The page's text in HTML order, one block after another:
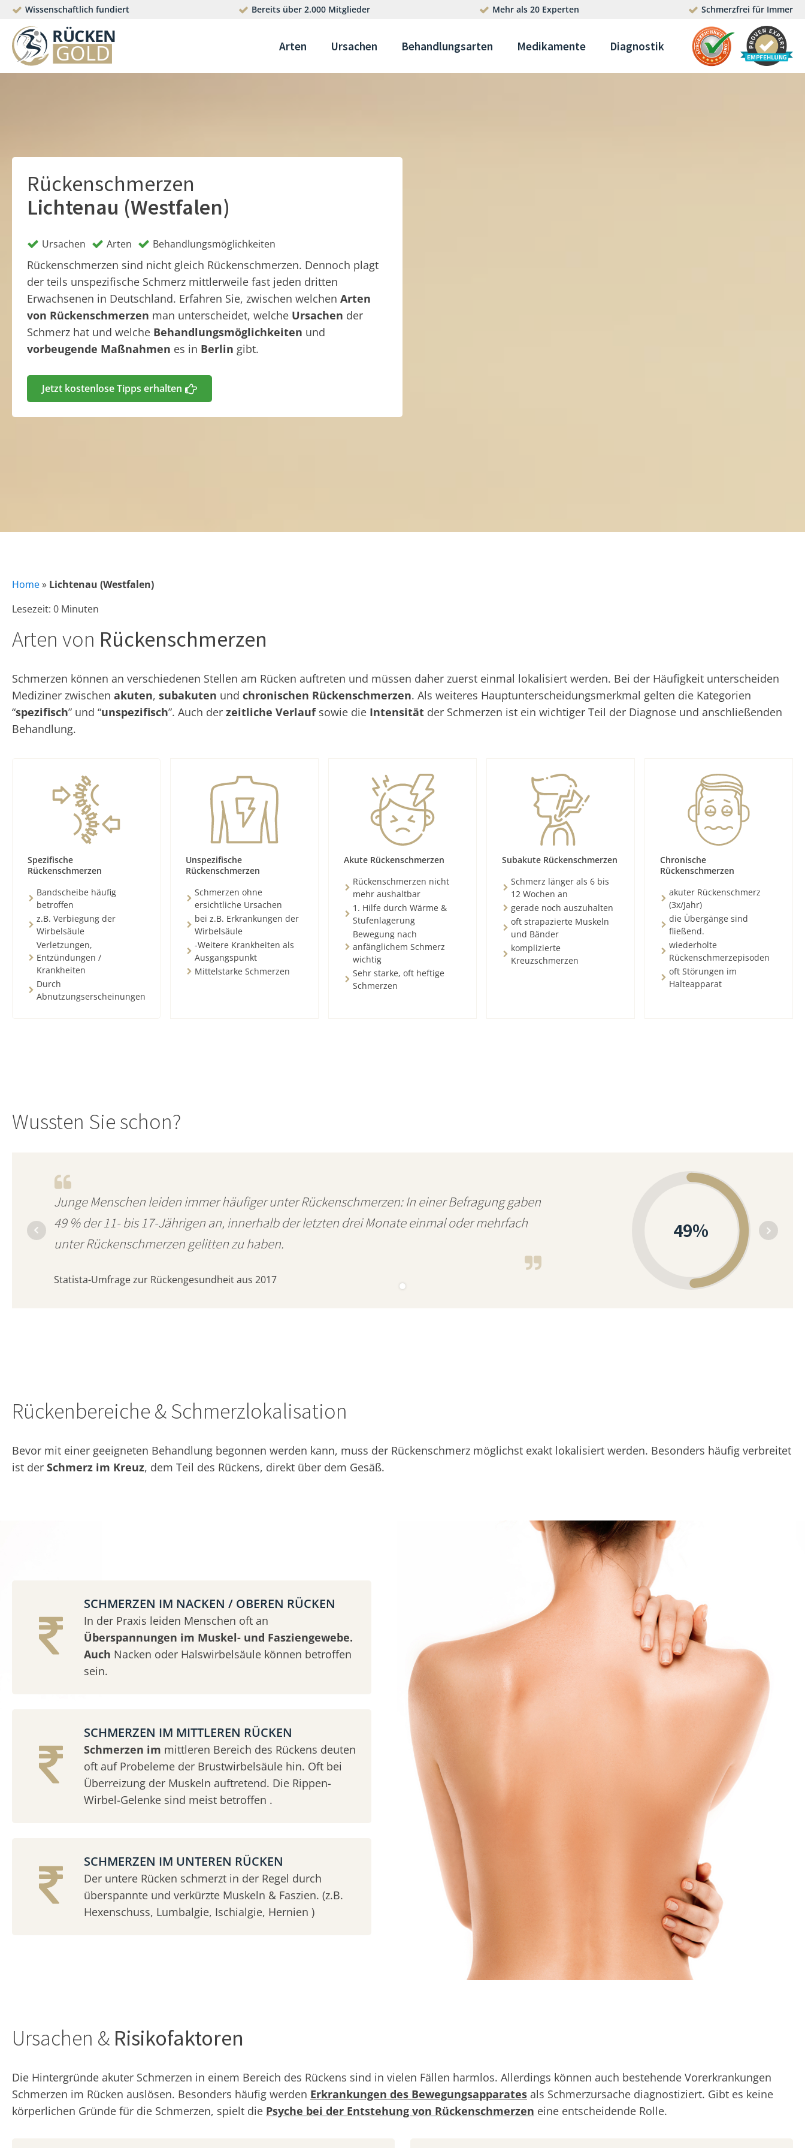
Wissenschaftlich fundiert Bereits über 2.000 Mitglieder Mehr als 20 Experten Schmerzfrei für Immer
Arten Ursachen Behandlungsarten Medikamente Diagnostik
Rückenschmerzen
Lichtenau (Westfalen)
Ursachen Arten Behandlungsmöglichkeiten
Rückenschmerzen sind nicht gleich Rückenschmerzen. Dennoch plagt
der teils unspezifische Schmerz mittlerweile fast jeden dritten
Erwachsenen in Deutschland. Erfahren Sie, zwischen welchen Arten
von Rückenschmerzen man unterscheidet, welche Ursachen der
Schmerz hat und welche Behandlungsmöglichkeiten und
vorbeugende Maßnahmen es in Berlin gibt.
Jetzt kostenlose Tipps erhalten
Home» Lichtenau (Westfalen)
Lesezeit: 0 Minuten
Arten von Rückenschmerzen
Schmerzen können an verschiedenen Stellen am Rücken auftreten und müssen daher zuerst einmal lokalisiert werden. Bei der Häufigkeit unterscheiden
Mediziner zwischen akuten, subakuten und chronischen Rückenschmerzen. Als weiteres Hauptunterscheidungsmerkmal gelten die Kategorien
“spezifisch” und “unspezifisch”. Auch der zeitliche Verlauf sowie die Intensität der Schmerzen ist ein wichtiger Teil der Diagnose und anschließenden
Behandlung.
Spezifische
Rückenschmerzen
Bandscheibe häufig
betroffen
z.B. Verbiegung der
Wirbelsäule
Verletzungen,
Entzündungen /
Krankheiten
Durch
Abnutzungserscheinungen
Unspezifische
Rückenschmerzen
Schmerzen ohne
ersichtliche Ursachen
bei z.B. Erkrankungen der
Wirbelsäule
-Weitere Krankheiten als
Ausgangspunkt
Mittelstarke Schmerzen
Akute Rückenschmerzen
Rückenschmerzen nicht
mehr aushaltbar
1. Hilfe durch Wärme &
Stufenlagerung
Bewegung nach
anfänglichem Schmerz
wichtig
Sehr starke, oft heftige
Schmerzen
Subakute Rückenschmerzen
Schmerz länger als 6 bis
12 Wochen an
gerade noch auszuhalten
oft strapazierte Muskeln
und Bänder
komplizierte
Kreuzschmerzen
Chronische
Rückenschmerzen
akuter Rückenschmerz
(3x/Jahr)
die Übergänge sind
fließend.
wiederholte
Rückenschmerzepisoden
oft Störungen im
Halteapparat
Wussten Sie schon?
Junge Menschen leiden immer häufiger unter Rückenschmerzen: In einer Befragung gaben
49 % der 11- bis 17-Jährigen an, innerhalb der letzten drei Monate einmal oder mehrfach
unter Rückenschmerzen gelitten zu haben.
Statista-Umfrage zur Rückengesundheit aus 2017
49%
Rückenbereiche & Schmerzlokalisation
Bevor mit einer geeigneten Behandlung begonnen werden kann, muss der Rückenschmerz möglichst exakt lokalisiert werden. Besonders häufig verbreitet
ist der Schmerz im Kreuz, dem Teil des Rückens, direkt über dem Gesäß.
SCHMERZEN IM NACKEN / OBEREN RÜCKEN
In der Praxis leiden Menschen oft an
Überspannungen im Muskel- und Fasziengewebe.
Auch Nacken oder Halswirbelsäule können betroffen
sein.
SCHMERZEN IM MITTLEREN RÜCKEN
Schmerzen im mittleren Bereich des Rückens deuten
oft auf Probeleme der Brustwirbelsäule hin. Oft bei
Überreizung der Muskeln auftretend. Die Rippen-
Wirbel-Gelenke sind meist betroffen .
SCHMERZEN IM UNTEREN RÜCKEN
Der untere Rücken schmerzt in der Regel durch
überspannte und verkürzte Muskeln & Faszien. (z.B.
Hexenschuss, Lumbalgie, Ischialgie, Hernien )
Ursachen & Risikofaktoren
Die Hintergründe akuter Schmerzen in einem Bereich des Rückens sind in vielen Fällen harmlos. Allerdings können auch bestehende Vorerkrankungen
Schmerzen im Rücken auslösen. Besonders häufig werden Erkrankungen des Bewegungsapparates als Schmerzursache diagnostiziert. Gibt es keine
körperlichen Gründe für die Schmerzen, spielt die Psyche bei der Entstehung von Rückenschmerzen eine entscheidende Rolle.